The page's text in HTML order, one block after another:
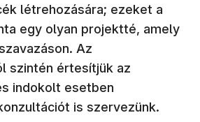
létrehozására; ezeket a
egy olyan projektté, amely
Az
szintén értesítjük az
indokolt esetben
is szervezünk.